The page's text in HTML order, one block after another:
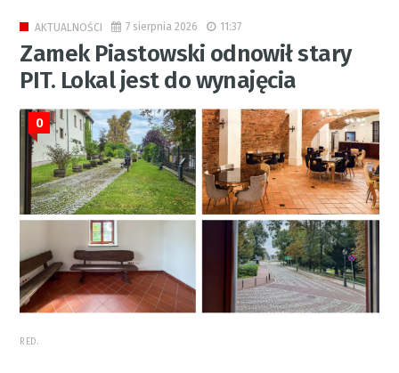
AKTUALNOŚCI 7 sierpnia 2026 11:37
Zamek Piastowski odnowił stary
PIT. Lokal jest do wynajęcia
0
RED.